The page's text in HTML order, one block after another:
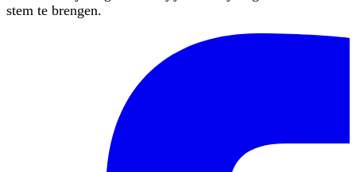
stem te brengen.